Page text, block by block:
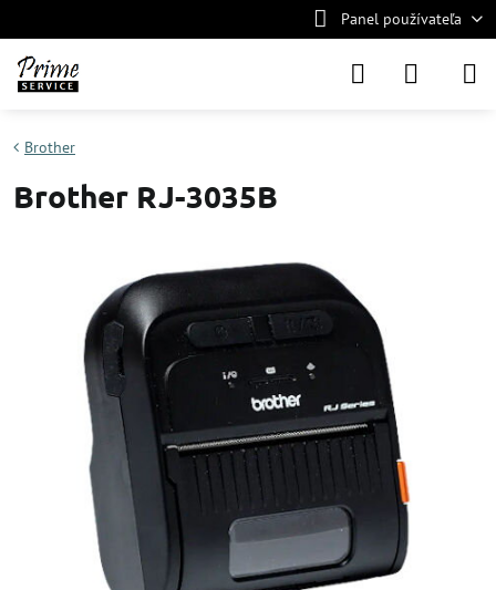
Panel používateľa
Brother
Brother RJ-3035B